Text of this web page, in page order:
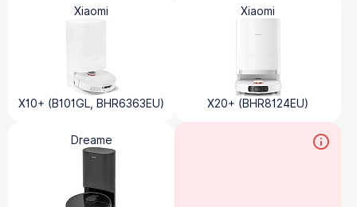
Xiaomi
X10+ (B101GL, BHR6363EU)
Xiaomi
X20+ (BHR8124EU)
Dreame